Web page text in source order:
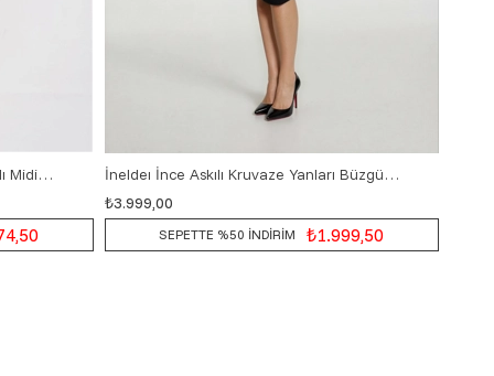
İmelde Asimetrik Yaka Taş Tek Askılı Midi Abiye Elbise KIRMIZI
İneldeı İnce Askılı Kruvaze Yanları Büzgülü Midi Abiye Elbise SİYAH
₺3.999,00
SEPETTE %50 İNDİRİM ₺1.999,50